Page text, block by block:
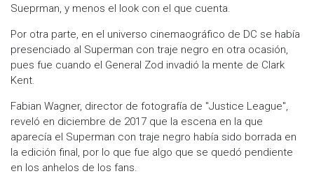
Sueprman, y menos el look con el que cuenta.
Por otra parte, en el universo cinemaográfico de DC se había
presenciado al Superman con traje negro en otra ocasión,
pues fue cuando el General Zod invadió la mente de Clark
Kent.
Fabian Wagner, director de fotografía de "Justice League",
reveló en diciembre de 2017 que la escena en la que
aparecía el Superman con traje negro había sido borrada en
la edición final, por lo que fue algo que se quedó pendiente
en los anhelos de los fans.